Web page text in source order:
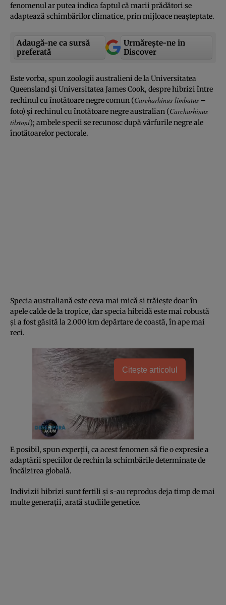
fenomenul ar putea indica faptul că marii prădători se
adaptează schimbărilor climatice, prin mijloace neaşteptate.
Adaugă-ne ca sursă
preferată
Urmărește-ne in
Discover
Este vorba, spun zoologii australieni de la Universitatea
Queensland şi Universitatea James Cook, despre hibrizi între
rechinul cu înotătoare negre comun (Carcharhinus limbatus –
foto) şi rechinul cu înotătoare negre australian (Carcharhinus
tilstoni); ambele specii se recunosc după vârfurile negre ale
înotătoarelor pectorale.
Specia australiană este ceva mai mică şi trăieşte doar în
apele calde de la tropice, dar specia hibridă este mai robustă
şi a fost găsită la 2.000 km depărtare de coastă, în ape mai
reci.
Citește articolul
E posibil, spun experţii, ca acest fenomen să fie o expresie a
adaptării speciilor de rechin la schimbările determinate de
încălzirea globală.
Indivizii hibrizi sunt fertili şi s-au reprodus deja timp de mai
multe generaţii, arată studiile genetice.